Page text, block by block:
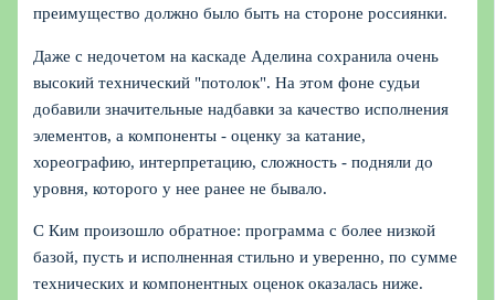
преимущество должно было быть на стороне россиянки.
Даже с недочетом на каскаде Аделина сохранила очень
высокий технический "потолок". На этом фоне судьи
добавили значительные надбавки за качество исполнения
элементов, а компоненты - оценку за катание,
хореографию, интерпретацию, сложность - подняли до
уровня, которого у нее ранее не бывало.
С Ким произошло обратное: программа с более низкой
базой, пусть и исполненная стильно и уверенно, по сумме
технических и компонентных оценок оказалась ниже.